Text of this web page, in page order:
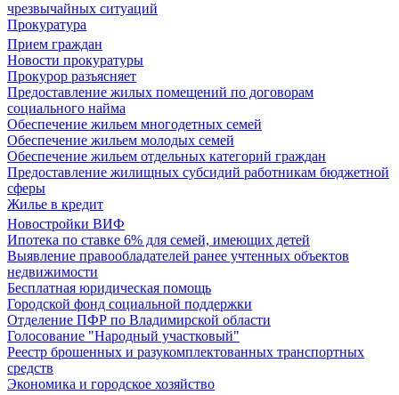
чрезвычайных ситуаций
Прокуратура
Прием граждан
Новости прокуратуры
Прокурор разъясняет
Предоставление жилых помещений по договорам
социального найма
Обеспечение жильем многодетных семей
Обеспечение жильем молодых семей
Обеспечение жильем отдельных категорий граждан
Предоставление жилищных субсидий работникам бюджетной
сферы
Жилье в кредит
Новостройки ВИФ
Ипотека по ставке 6% для семей, имеющих детей
Выявление правообладателей ранее учтенных объектов
недвижимости
Бесплатная юридическая помощь
Городской фонд социальной поддержки
Отделение ПФР по Владимирской области
Голосование "Народный участковый"
Реестр брошенных и разукомплектованных транспортных
средств
Экономика и городское хозяйство